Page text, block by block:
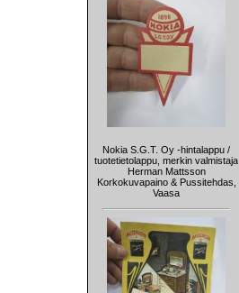
Nokia S.G.T. Oy -hintalappu /
tuotetietolappu, merkin valmistaja
Herman Mattsson
Korkokuvapaino & Pussitehdas,
Vaasa